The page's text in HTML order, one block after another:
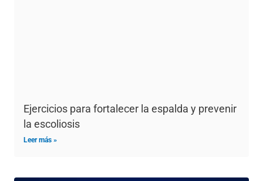
Ejercicios para fortalecer la espalda y prevenir
la escoliosis
Leer más »